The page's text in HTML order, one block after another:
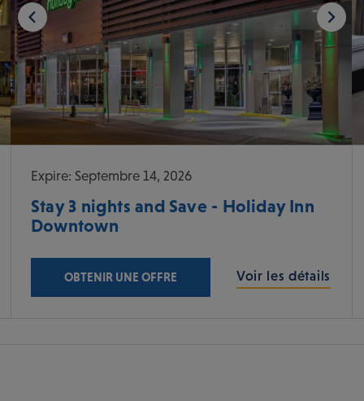
Expire: Septembre 14, 2026
Stay 3 nights and Save - Holiday Inn
Downtown
OBTENIR UNE OFFRE Voir les détails